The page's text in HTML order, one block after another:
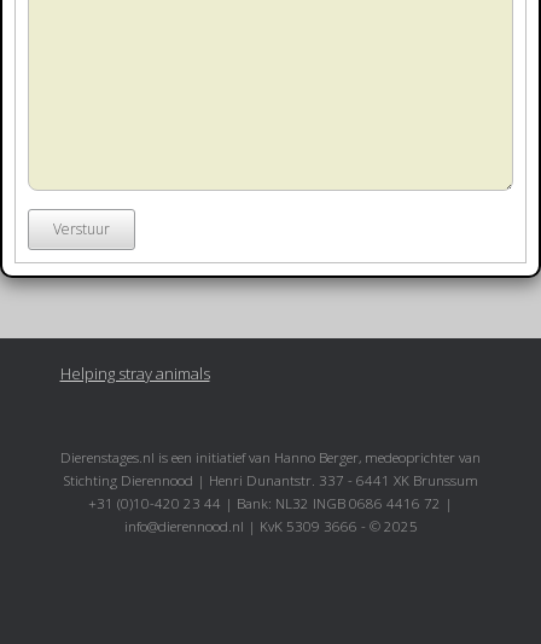
Verstuur
Helping stray animals
Dierenstages.nl is een initiatief van Hanno Berger, medeoprichter van
Stichting Dierennood | Henri Dunantstr. 337 - 6441 XK Brunssum
+31 (0)10-420 23 44 | Bank: NL32 INGB 0686 4416 72 |
info@dierennood.nl | KvK 5309 3666 - © 2025